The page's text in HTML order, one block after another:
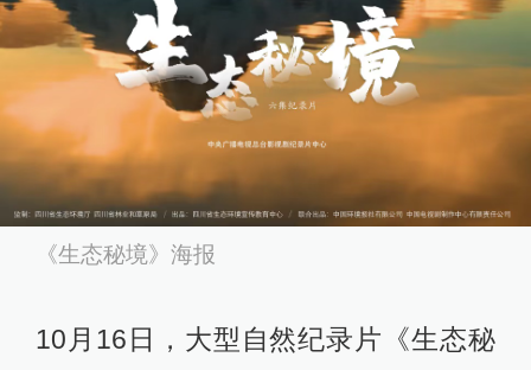
《生态秘境》海报
10月16日，大型自然纪录片《生态秘